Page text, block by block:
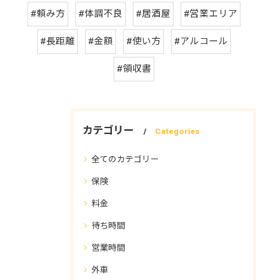
#頼み方 #体調不良 #居酒屋 #営業エリア
#長距離 #金額 #使い方 #アルコール
#領収書
カテゴリー Categories
全てのカテゴリー
保険
料金
待ち時間
営業時間
外車